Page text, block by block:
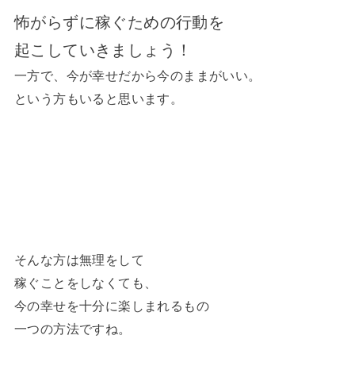
怖がらずに稼ぐための行動を
起こしていきましょう！
一方で、今が幸せだから今のままがいい。
という方もいると思います。
そんな方は無理をして
稼ぐことをしなくても、
今の幸せを十分に楽しまれるもの
一つの方法ですね。